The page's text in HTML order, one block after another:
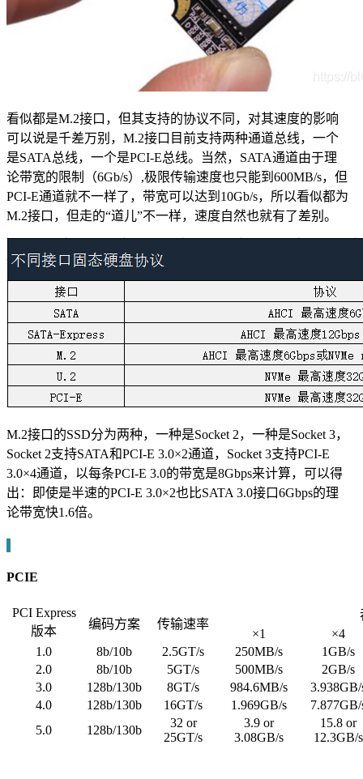
看似都是M.2接口，但其支持的协议不同，对其速度的影响
可以说是千差万别，M.2接口目前支持两种通道总线，一个
是SATA总线，一个是PCI-E总线。当然，SATA通道由于理
论带宽的限制（6Gb/s）,极限传输速度也只能到600MB/s，但
PCI-E通道就不一样了，带宽可以达到10Gb/s，所以看似都为
M.2接口，但走的“道儿”不一样，速度自然也就有了差别。
M.2接口的SSD分为两种，一种是Socket 2，一种是Socket 3，
Socket 2支持SATA和PCI-E 3.0×2通道，Socket 3支持PCI-E
3.0×4通道，以每条PCI-E 3.0的带宽是8Gbps来计算，可以得
出：即使是半速的PCI-E 3.0×2也比SATA 3.0接口6Gbps的理
论带宽快1.6倍。
PCIE
PCI Express
版本
编码方案 传输速率
×1
×4
1.0
8b/10b 2.5GT/s 250MB/s
1GB/s
2.0
8b/10b 5GT/s 500MB/s
2GB/s
3.0
128b/130b 8GT/s 984.6MB/s
3.938GB/
4.0
128b/130b 16GT/s 1.969GB/s
7.877GB/
5.0
128b/130b
32 or
25GT/s
3.9 or
3.08GB/s
15.8 or
12.3GB/s